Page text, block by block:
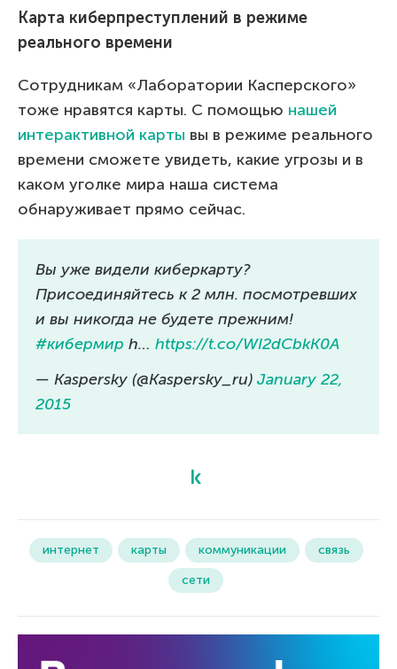
Карта киберпреступлений в режиме
реального времени
Сотрудникам «Лаборатории Касперского»
тоже нравятся карты. С помощью нашей
интерактивной карты вы в режиме реального
времени сможете увидеть, какие угрозы и в
каком уголке мира наша система
обнаруживает прямо сейчас.
Вы уже видели киберкарту?
Присоединяйтесь к 2 млн. посмотревших
и вы никогда не будете прежним!
#кибермир h… https://t.co/WI2dCbkK0A
— Kaspersky (@Kaspersky_ru) January 22,
2015
интернет карты коммуникации
связь
сети